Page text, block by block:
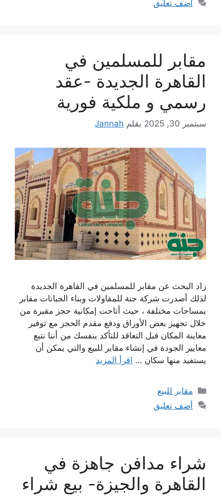
أضف تعليق
مقابر للمسلمين في
القاهرة الجديدة -عقد
رسمي و ملكية فورية
سبتمبر 30, 2025 بقلم Jannah
زاد البحث عن مقابر للمسلمين في القاهرة الجديدة
لذلك أصدرت شركة جنة للمقاولات وبناء الجبانات مقابر
بمساحات مختلفة ، حيث أتاحت إمكانية حجز مقبرة من
خلال تجهيز بعض الأوراق ودفع مقدم الحجز مع توفير
معاينة المكان قبل التعاقد للتأكد بنفسك من أننا نتبع
معايير الجودة في إنشاء مقابر للبيع والتي يمكن أن
يستفيد منها سكان … اقرأ المزيد
التصنيفات
مقابر للبيع
أضف تعليق
شراء مدافن جاهزة في
القاهرة والجيزة- بيع شراء